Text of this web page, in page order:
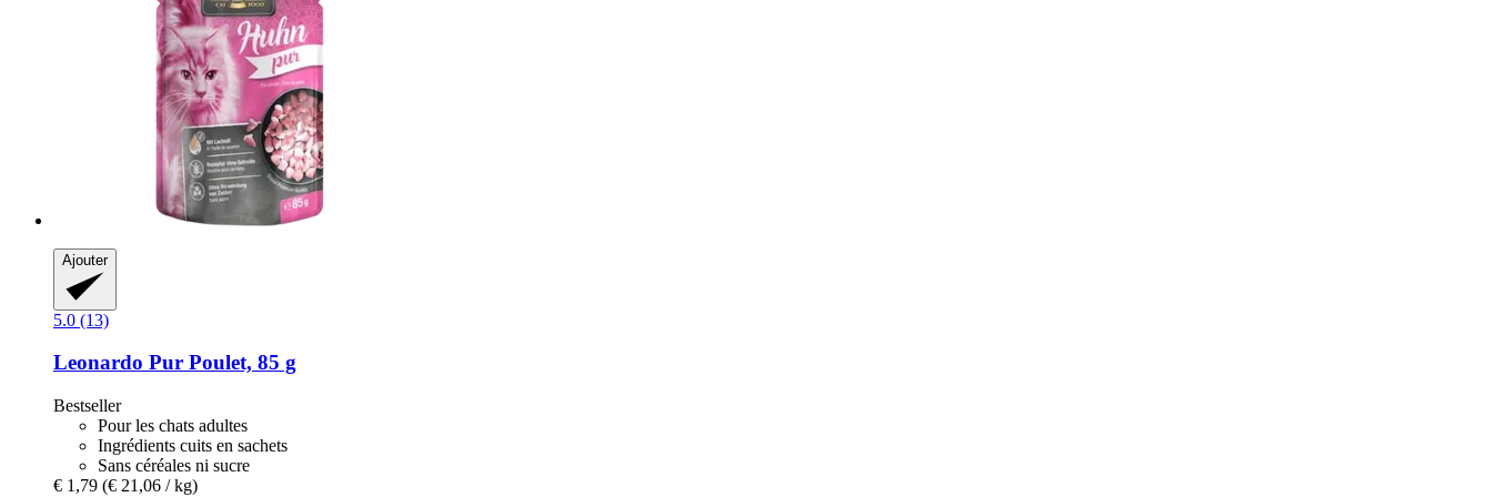
Ajouter
5.0 (13)
Leonardo Pur Poulet, 85 g
Bestseller
Pour les chats adultes
Ingrédients cuits en sachets
Sans céréales ni sucre
€ 1,79 (€ 21,06 / kg)